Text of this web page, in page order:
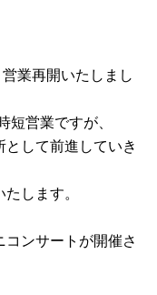
再開いたしまし
短営業ですが、
して前進していき
します。
ンサートが開催さ